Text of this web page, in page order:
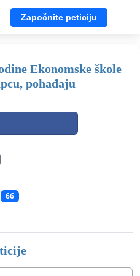
Započnite peticiju
Ekonomske škole
pohađaju
66